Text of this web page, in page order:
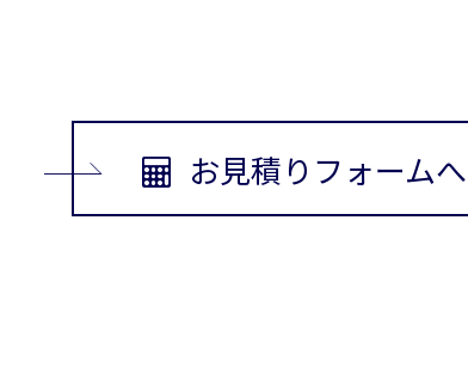
お見積りフォームへ